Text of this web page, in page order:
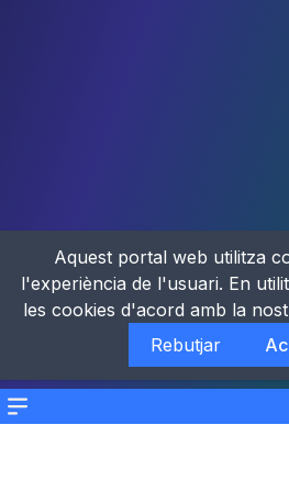
Menu
Aquest portal web utilitza
l'experiència de l'usuari. En
les cookies d'acord amb la
Rebutjar